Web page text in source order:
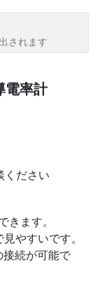
されます
電率計
ください
ます。
やすいです。
続が可能で